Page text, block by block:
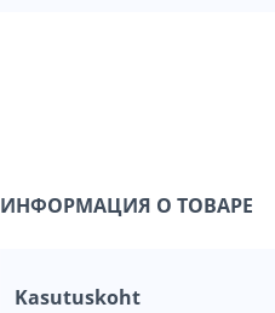
ИНФОРМАЦИЯ О ТОВАРЕ
Kasutuskoht